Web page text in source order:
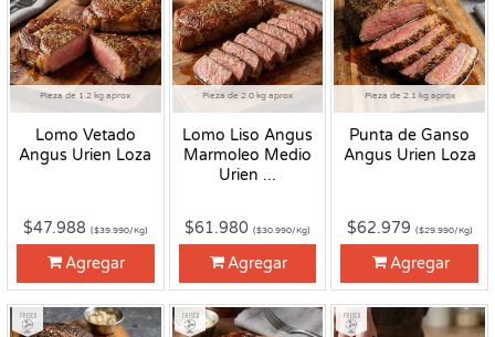
Pieza de 1.2 kg aprox
Lomo Vetado
Angus Urien Loza
$47.988 ($39.990/Kg)
Agregar
Pieza de 2.0 kg aprox
Lomo Liso Angus
Marmoleo Medio
Urien ...
$61.980 ($30.990/Kg)
Agregar
Pieza de 2.1 kg aprox
Punta de Ganso
Angus Urien Loza
$62.979 ($29.990/Kg)
Agregar
Fresco Fresco Fresco